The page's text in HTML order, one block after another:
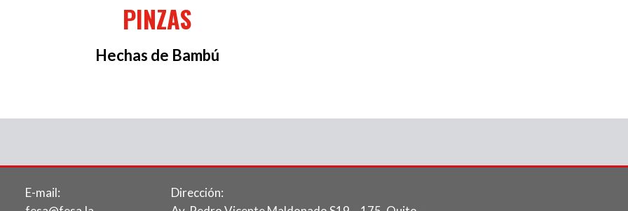
PINZAS
Hechas de Bambú
E-mail:
Dirección: